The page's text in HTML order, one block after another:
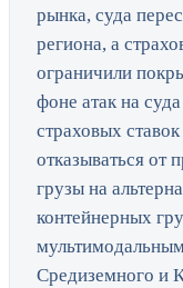
рынка, суда
региона, а
ограничили
фоне атак на
страховых
отказываться от
грузы на
контейнерных
Средиземного и